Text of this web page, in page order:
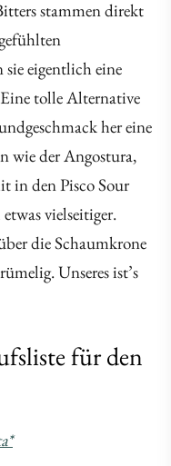
stammen direkt
eigentlich eine
tolle Alternative
her eine
wie der Angostura,
in den Pisco Sour
vielseitiger.
die Schaumkrone
Unseres ist’s
für den